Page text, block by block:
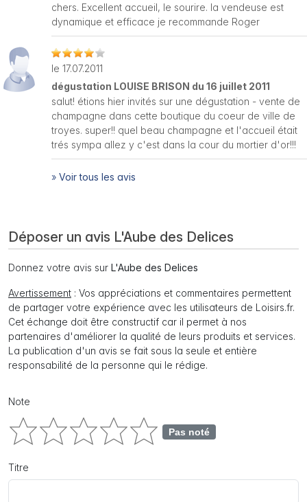
chers. Excellent accueil, le sourire. la vendeuse est
dynamique et efficace je recommande Roger
le 17.07.2011
dégustation LOUISE BRISON du 16 juillet 2011
salut! étions hier invités sur une dégustation - vente de
champagne dans cette boutique du coeur de ville de
troyes. super!! quel beau champagne et l'accueil était
trés sympa allez y c'est dans la cour du mortier d'or!!!
» Voir tous les avis
Déposer un avis L'Aube des Delices
Donnez votre avis sur L'Aube des Delices
Avertissement : Vos appréciations et commentaires permettent
de partager votre expérience avec les utilisateurs de Loisirs.fr.
Cet échange doit être constructif car il permet à nos
partenaires d'améliorer la qualité de leurs produits et services.
La publication d'un avis se fait sous la seule et entière
responsabilité de la personne qui le rédige.
Note
Pas noté
Titre